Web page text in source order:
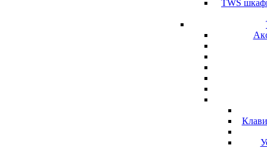
TWS